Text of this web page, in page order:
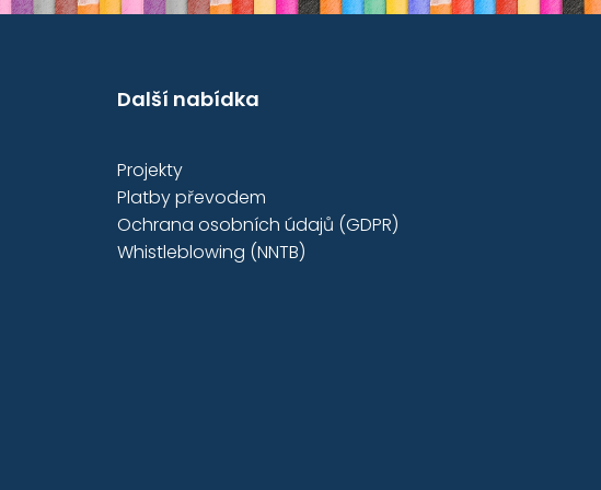
Další nabídka
Projekty
Platby převodem
Ochrana osobních údajů (GDPR)
Whistleblowing (NNTB)